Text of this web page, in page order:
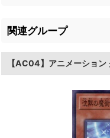
関連グループ
【AC04】アニメーショ